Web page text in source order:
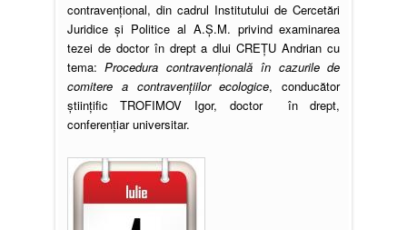
contravențional, din cadrul Institutului de Cercetări
Juridice și Politice al A.Ș.M. privind examinarea
tezei de doctor în drept a dlui CREȚU Andrian cu
tema:Procedura contravenţională în cazurile de
comitere a contravenţiilor ecologice, conducător
științific TROFIMOV Igor, doctor în drept,
conferențiar universitar.